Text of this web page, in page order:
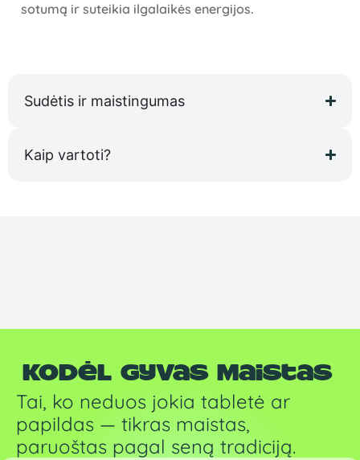
sotumą ir suteikia ilgalaikės energijos.
Sudėtis ir maistingumas
Kaip vartoti?
Kodėl Gyvas Maistas
Tai, ko neduos jokia tabletė ar
papildas — tikras maistas,
paruoštas pagal seną tradiciją.